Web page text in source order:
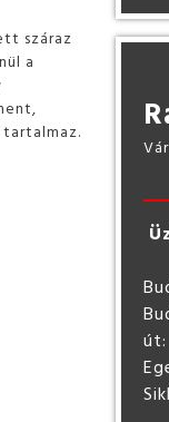
száraz
a
út: